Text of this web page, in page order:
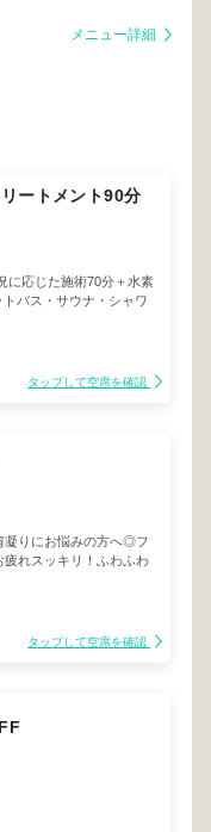
メニュー詳細
リートメント90分
に応じた施術70分＋水素
バス・サウナ・シャワ
タップして空席を確認
凝りにお悩みの方へ◎フ
疲れスッキリ！ふわふわ
タップして空席を確認